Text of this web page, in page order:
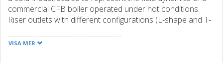
commercial CFB boiler operated under hot conditions.
Riser outlets with different configurations (L-shape and T-
separation efficiency of the outlet (and, hence, of the riser)
VISA MER